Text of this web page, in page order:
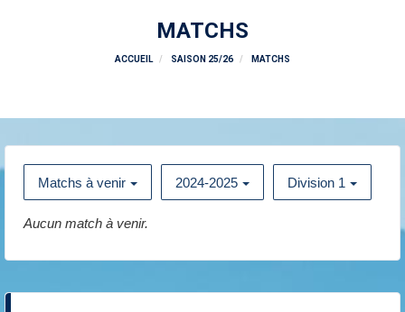
MATCHS
ACCUEIL SAISON 25/26 MATCHS
Matchs à venir 2024-2025 Division 1
Aucun match à venir.